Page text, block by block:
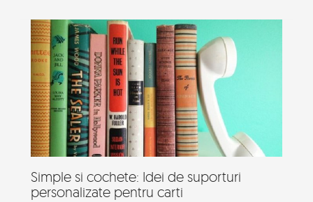
Simple si cochete: Idei de suporturi
personalizate pentru carti